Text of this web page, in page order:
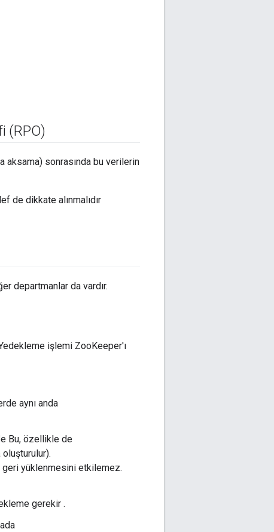
(RPO)
aksama) sonrasında bu verilerin
de dikkate alınmalıdır
departmanlar da vardır.
işlemi ZooKeeper'ı
aynı anda
Bu, özellikle de
geri yüklenmesini etkilemez.
gerekir .